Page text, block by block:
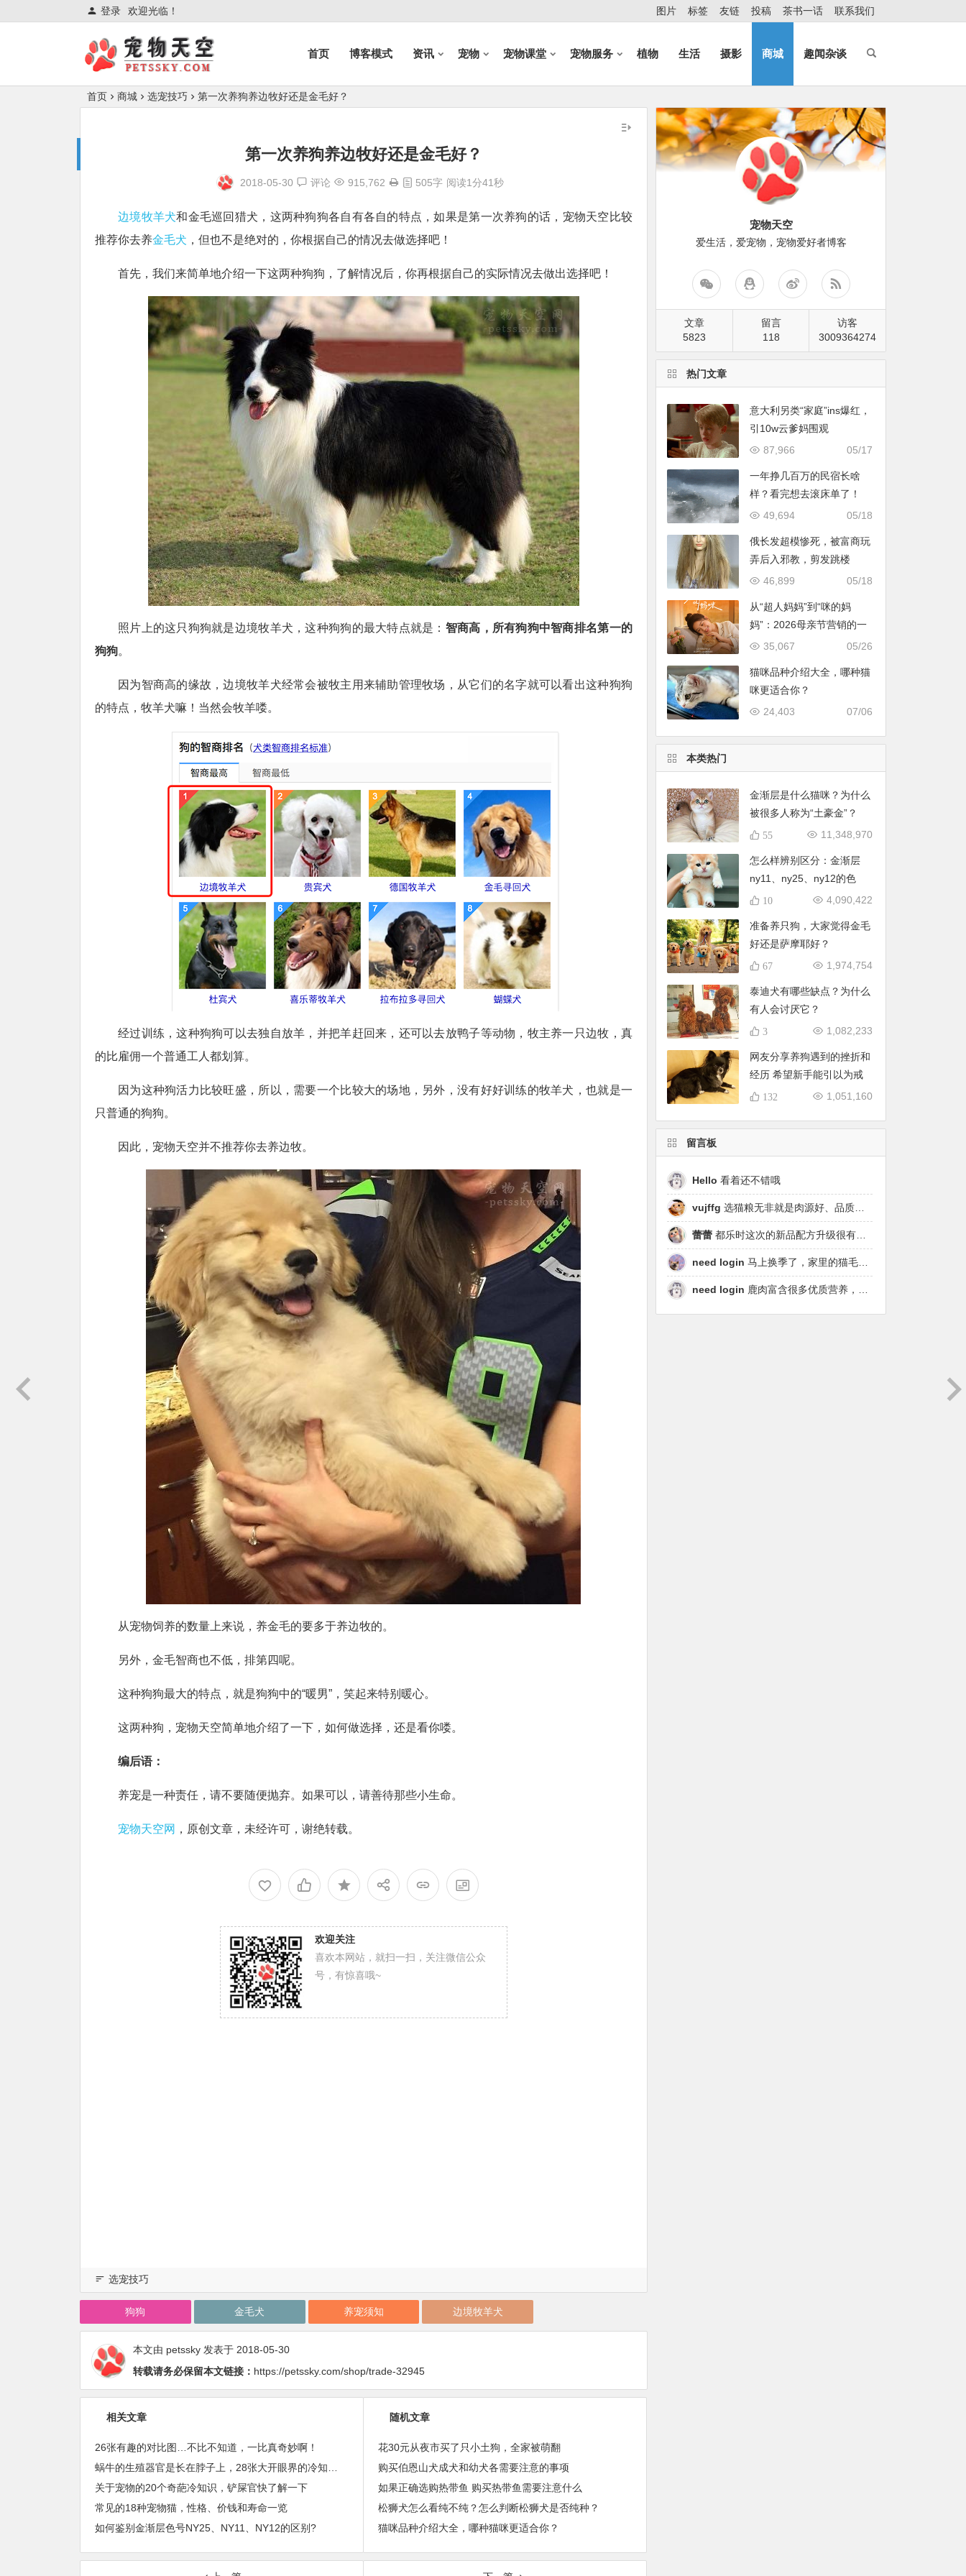
欢迎光临！
登录 图片 标签 友链 投稿 茶书一话 联系我们
首页 博客模式 资讯 宠物 宠物课堂 宠物服务 植物 生活 摄影 商城 趣闻杂谈
首页 商城 选宠技巧 第一次养狗养边牧好还是金毛好？
第一次养狗养边牧好还是金毛好？
2018-05-30 评论 915,762 505字 阅读1分41秒
边境牧羊犬和金毛巡回猎犬，这两种狗狗各自有各自的特点，如果是第一次养狗的话，宠物天空比较
推荐你去养金毛犬 ，但也不是绝对的，你根据自己的情况去做选择吧！
首先，我们来简单地介绍一下这两种狗狗，了解情况后，你再根据自己的实际情况去做出选择吧！
照片上的这只狗狗就是边境牧羊犬，这种狗狗的最大特点就是： 智商高，所有狗狗中智商排名第一的
狗狗。
因为智商高的缘故，边境牧羊犬经常会被牧主用来辅助管理牧场，从它们的名字就可以看出这种狗狗
的特点，牧羊犬嘛！当然会牧羊喽。
经过训练，这种狗狗可以去独自放羊，并把羊赶回来，还可以去放鸭子等动物，牧主养一只边牧，真
的比雇佣一个普通工人都划算。
因为这种狗活力比较旺盛，所以，需要一个比较大的场地，另外，没有好好训练的牧羊犬，也就是一
只普通的狗狗。
因此，宠物天空并不推荐你去养边牧。
从宠物饲养的数量上来说，养金毛的要多于养边牧的。
另外，金毛智商也不低，排第四呢。
这种狗狗最大的特点，就是狗狗中的“暖男”，笑起来特别暖心。
这两种狗，宠物天空简单地介绍了一下，如何做选择，还是看你喽。
编后语：
养宠是一种责任，请不要随便抛弃。如果可以，请善待那些小生命。
宠物天空网 ，原创文章，未经许可，谢绝转载。
欢迎关注
喜欢本网站，就扫一扫，关注微信公众
号，有惊喜哦~
选宠技巧
狗狗 金毛犬 养宠须知 边境牧羊犬
本文由 petssky 发表于 2018-05-30
转载请务必保留本文链接： https://petssky.com/shop/trade-32945
相关文章
26张有趣的对比图…不比不知道，一比真奇妙啊！
蜗牛的生殖器官是长在脖子上，28张大开眼界的冷知识图！
关于宠物的20个奇葩冷知识，铲屎官快了解一下
常见的18种宠物猫，性格、价钱和寿命一览
如何鉴别金渐层色号NY25、NY11、NY12的区别?
随机文章
花30元从夜市买了只小土狗，全家被萌翻
购买伯恩山犬成犬和幼犬各需要注意的事项
如果正确选购热带鱼 购买热带鱼需要注意什么
松狮犬怎么看纯不纯？怎么判断松狮犬是否纯种？
猫咪品种介绍大全，哪种猫咪更适合你？
宠物天空
爱生活，爱宠物，宠物爱好者博客
文章
5823
留言
118
访客
3009364274
热门文章
意大利另类“家庭”ins爆红，
引10w云爹妈围观
05/17
87,966
一年挣几百万的民宿长啥
样？看完想去滚床单了！
05/18
49,694
俄长发超模惨死，被富商玩
弄后入邪教，剪发跳楼
05/18
46,899
从“超人妈妈”到“咪的妈
妈”：2026母亲节营销的一
次温情破题
05/26
35,067
猫咪品种介绍大全，哪种猫
咪更适合你？
07/06
24,403
本类热门
金渐层是什么猫咪？为什么
被很多人称为“土豪金”？
11,348,970
55
怎么样辨别区分：金渐层
ny11、ny25、ny12的色
号？
4,090,422
10
准备养只狗，大家觉得金毛
好还是萨摩耶好？
1,974,754
67
泰迪犬有哪些缺点？为什么
有人会讨厌它？
1,082,233
3
网友分享养狗遇到的挫折和
经历 希望新手能引以为戒
1,051,160
132
留言板
Hello 看着还不错哦
vujffg 选猫粮无非就是肉源好、品质好、工艺好，都乐时磷虾鹿肉烘焙粮真的可以闭眼冲了！
蕾蕾 都乐时这次的新品配方升级很有针对性，从原料溯源到营养配比都踩中了当下高端市场的需求点，期待后续的区域代理政策。
need login 马上换季了，家里的猫毛又要多起来了……太需要像都乐时这种28天就能改善毛发的产品！
need login 鹿肉富含很多优质营养，磷虾油对毛发改善也很明显，都乐时太懂铲屎官想要什么了